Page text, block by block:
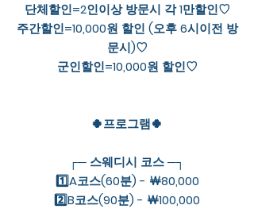
단체할인=2인이상 방문시 각 1만할인♡
주간할인=10,000원 할인 (오후 6시이전 방
문시)♡
군인할인=10,000원 할인♡
🍀프로그램🍀
┌─ 스웨디시 코스 ─┐
1️⃣A코스(60분) - ￦80,000
2️⃣B코스(90분) - ￦100,000